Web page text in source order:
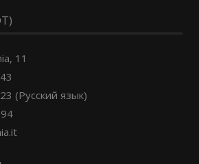
11
(Русский язык)